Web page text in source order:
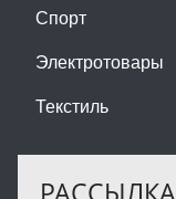
Спорт
Электротовары
Текстиль